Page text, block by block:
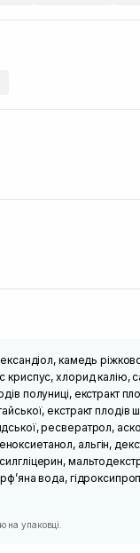
камедь
криспус, хлорид калію,
полуниці, екстракт
екстракт плодів
ресвератрол,
альгін,
вода,
на упаковці.